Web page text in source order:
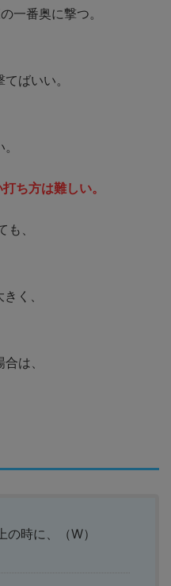
一番奥に撃つ。
ばいい。
ち方は難しい。
、
く、
は、
時に、（W）